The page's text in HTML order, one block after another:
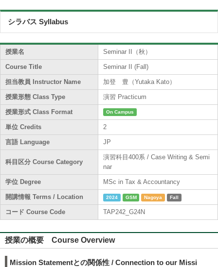
シラバス Syllabus
授業名 Seminar II（秋）
Course Title Seminar II (Fall)
担当教員 Instructor Name 加登 豊（Yutaka Kato）
授業形態 Class Type 演習 Practicum
授業形式 Class Format On Campus
単位 Credits 2
言語 Language JP
科目区分 Course Category
演習科目400系 / Case Writing & Semi
nar
学位 Degree MSc in Tax & Accountancy
開講情報 Terms / Location 2024 GSM Nagoya Fall
コード Course Code TAP242_G24N
授業の概要 Course Overview
Mission Statementとの関係性 / Connection to our Missi